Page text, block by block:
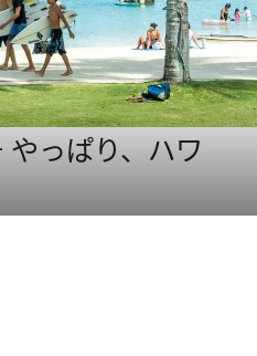
やっぱり、ハワ